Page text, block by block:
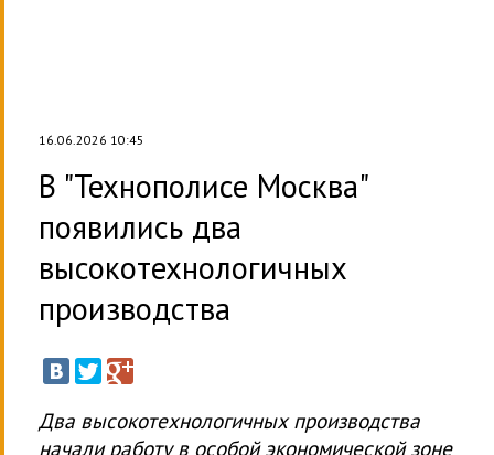
16.06.2026 10:45
В "Технополисе Москва"
появились два
высокотехнологичных
производства
Два высокотехнологичных производства
начали работу в особой экономической зоне